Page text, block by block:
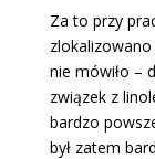
Za to przy
nie mówiło –
związek z
bardzo
był zatem